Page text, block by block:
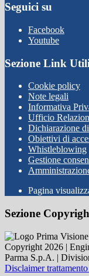
Seguici su
Facebook
Youtube
Sezione Link Utili
Cookie policy
Note legali
Informativa
Ufficio
Dichiarazione
Obiettivi di
Whistleblowing
Gestione
Pagina
Sezione
Copyright 2026 |
Parma S.p.A. |
Disclaimer